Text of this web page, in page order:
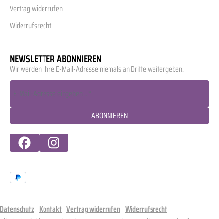
Vertrag widerrufen
Widerrufsrecht
NEWSLETTER ABONNIEREN
Wir werden Ihre E-Mail-Adresse niemals an Dritte weitergeben.
ABONNIEREN
Datenschutz Kontakt Vertrag widerrufen Widerrufsrecht